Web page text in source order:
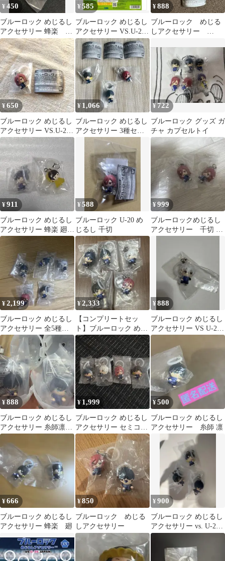
¥450
ブルーロック めじるし
アクセサリー 蜂楽
廻 1個
¥585
ブルーロック めじるし
アクセサリー VS.U-20
JAPAN 千切豹馬
¥888
ブルーロック めじる
しアクセサリー
郎
¥650
ブルーロック めじるし
アクセサリー VS.U-20
JAPAN 千切豹馬
¥ 1,066
ブルーロック めじるし
アクセサリー 3種セッ
¥722
ブルーロック グッズ ガ
チャ カプセルトイ
¥911
ブルーロック めじるし
アクセサリー 蜂楽 廻
セット
¥588
ブルーロック U-20 め
じるし 千切
¥999
ブルーロックめじるし
アクセサリー 千切 豹
¥2,199
ブルーロック めじるし
アクセサリー 全5種セ
ット
¥2,333
【コンプリートセッ
ト】ブルーロック めじ
るしアクセサリー
¥888
ブルーロック めじるし
アクセサリー VS U-20
JAPAN 凪 誠士郎
¥888
ブルーロック めじるし
アクセサリー 糸師凛
ガチャ
¥1,999
ブルーロック めじるし
アクセサリー セミコン
プ
¥500
ブルーロック めじるし
アクセサリー 糸師 凛
¥666
ブルーロック めじるし
アクセサリー 蜂楽 廻
¥850
ブルーロック めじる
しアクセサリー
¥900
ブルーロック めじるし
アクセサリー vs. U-20
JAPAN 3種セット